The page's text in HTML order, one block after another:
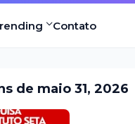
Contato
de maio 31, 2026